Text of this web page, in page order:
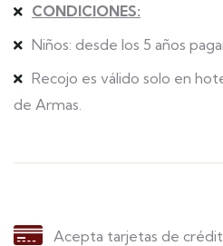
CONDICIONES:
Niños: desde los 5 años
Recojo es válido solo en
de Armas.
Acepta tarjetas de